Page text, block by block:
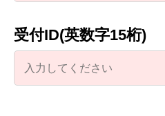
受付ID(英数字15桁)